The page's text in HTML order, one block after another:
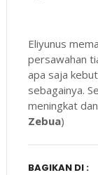
Eliyunus
persawahan
apa saja
sebagainya.
meningkat
Zebua)
BAGIKAN DI :